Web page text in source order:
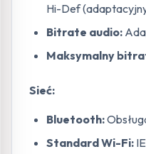
Hi-Def
Bitrate audio:
Maksymalny
Sieć:
Bluetooth:
Standard Wi-Fi: